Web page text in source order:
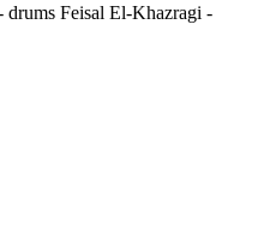
drums Feisal El-Khazragi -